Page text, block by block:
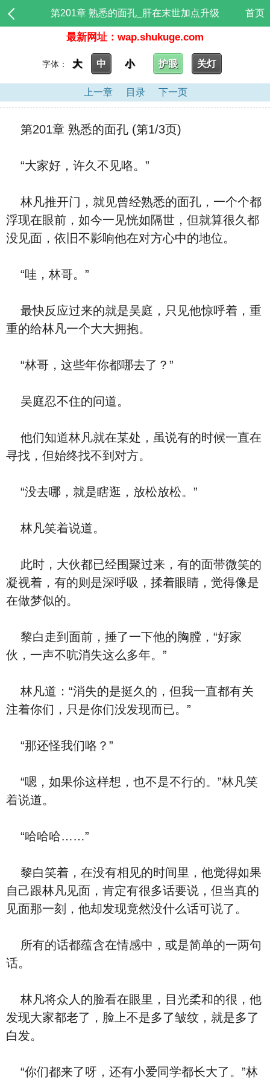
第201章 熟悉的面孔_肝在末世加点升级 首页
最新网址：wap.shukuge.com
字体： 大 中 小 护眼 关灯
上一章 目录 下一页
第201章 熟悉的面孔 (第1/3页)
“大家好，许久不见咯。”
林凡推开门，就见曾经熟悉的面孔，一个个都
浮现在眼前，如今一见恍如隔世，但就算很久都
没见面，依旧不影响他在对方心中的地位。
“哇，林哥。”
最快反应过来的就是吴庭，只见他惊呼着，重
重的给林凡一个大大拥抱。
“林哥，这些年你都哪去了？”
吴庭忍不住的问道。
他们知道林凡就在某处，虽说有的时候一直在
寻找，但始终找不到对方。
“没去哪，就是瞎逛，放松放松。”
林凡笑着说道。
此时，大伙都已经围聚过来，有的面带微笑的
凝视着，有的则是深呼吸，揉着眼睛，觉得像是
在做梦似的。
黎白走到面前，捶了一下他的胸膛，“好家
伙，一声不吭消失这么多年。”
林凡道：“消失的是挺久的，但我一直都有关
注着你们，只是你们没发现而已。”
“那还怪我们咯？”
“嗯，如果伱这样想，也不是不行的。”林凡笑
着说道。
“哈哈哈……”
黎白笑着，在没有相见的时间里，他觉得如果
自己跟林凡见面，肯定有很多话要说，但当真的
见面那一刻，他却发现竟然没什么话可说了。
所有的话都蕴含在情感中，或是简单的一两句
话。
林凡将众人的脸看在眼里，目光柔和的很，他
发现大家都老了，脸上不是多了皱纹，就是多了
白发。
“你们都来了呀，还有小爱同学都长大了。”林